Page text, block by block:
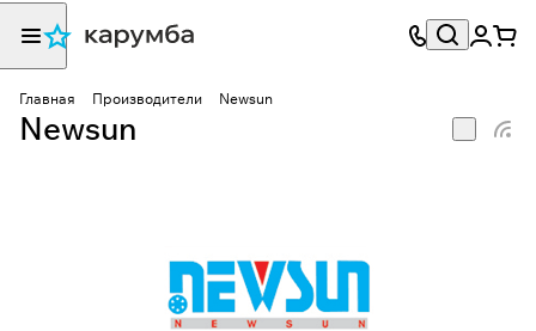
Главная Производители Newsun
Newsun